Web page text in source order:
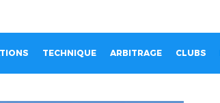
TECHNIQUE ARBITRAGE CLUBS